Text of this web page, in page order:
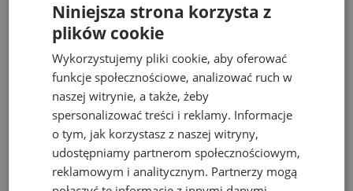
gry planszowe dla dzieci– klasyczne i
nowoczesne
gry karciane
– szybkie, idealne do zabrania w
podróż
gry zręcznościowe– ruch i śmiech
gwarantowany
gry obserwacyjne i memory– idealne dla
młodszych dzieci
gry kooperacyjne
– uczą współpracy zamiast
rywalizacji
Niniejsza strona korzysta z
plików cookie
Wykorzystujemy pliki cookie, aby oferować
funkcje społecznościowe, analizować ruch w
naszej witrynie, a także, żeby
spersonalizować treści i reklamy. Informacje
o tym, jak korzystasz z naszej witryny,
udostępniamy partnerom społecznościowym,
reklamowym i analitycznym. Partnerzy mogą